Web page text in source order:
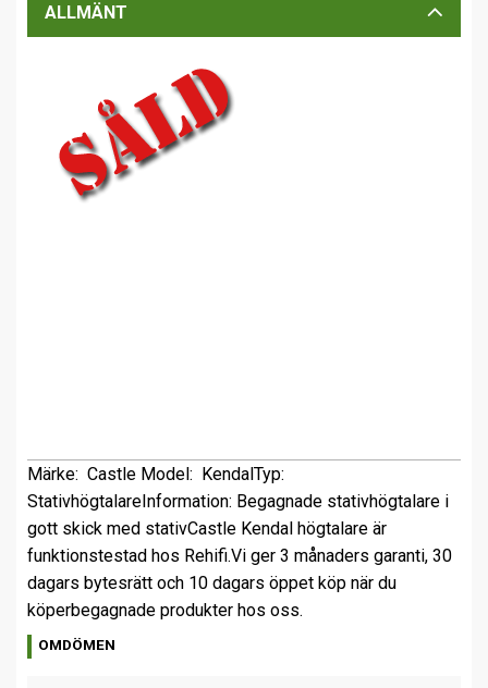
ALLMÄNT
Märke: Castle Model: KendalTyp:
StativhögtalareInformation: Begagnade stativhögtalare i
gott skick med stativCastle Kendal högtalare är
funktionstestad hos Rehifi.Vi ger 3 månaders garanti, 30
dagars bytesrätt och 10 dagars öppet köp när du
köperbegagnade produkter hos oss.
OMDÖMEN